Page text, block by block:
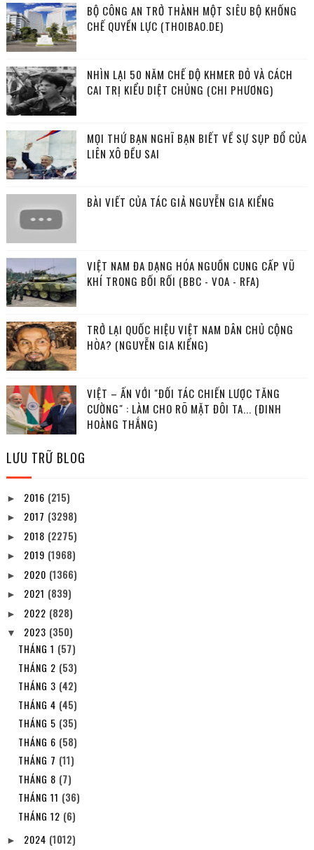
BỘ CÔNG AN TRỞ THÀNH MỘT SIÊU BỘ KHỐNG
CHẾ QUYỀN LỰC (THOIBAO.DE)
NHÌN LẠI 50 NĂM CHẾ ĐỘ KHMER ĐỎ VÀ CÁCH
CAI TRỊ KIỂU DIỆT CHỦNG (CHI PHƯƠNG)
MỌI THỨ BẠN NGHĨ BẠN BIẾT VỀ SỰ SỤP ĐỔ CỦA
LIÊN XÔ ĐỀU SAI
BÀI VIẾT CỦA TÁC GIẢ NGUYỄN GIA KIỂNG
VIỆT NAM ĐA DẠNG HÓA NGUỒN CUNG CẤP VŨ
KHÍ TRONG BỐI RỐI (BBC - VOA - RFA)
TRỞ LẠI QUỐC HIỆU VIỆT NAM DÂN CHỦ CỘNG
HÒA? (NGUYỄN GIA KIỂNG)
VIỆT – ẤN VỚI "ĐỐI TÁC CHIẾN LƯỢC TĂNG
CƯỜNG" : LÀM CHO RÕ MẶT ĐÔI TA... (ĐINH
HOÀNG THẮNG)
LƯU TRỮ BLOG
► 2016 (215)
► 2017 (3298)
► 2018 (2275)
► 2019 (1968)
► 2020 (1366)
► 2021 (839)
► 2022 (828)
▼ 2023 (350)
THÁNG 1 (57)
THÁNG 2 (53)
THÁNG 3 (42)
THÁNG 4 (45)
THÁNG 5 (35)
THÁNG 6 (58)
THÁNG 7 (11)
THÁNG 8 (7)
THÁNG 11 (36)
THÁNG 12 (6)
► 2024 (1012)